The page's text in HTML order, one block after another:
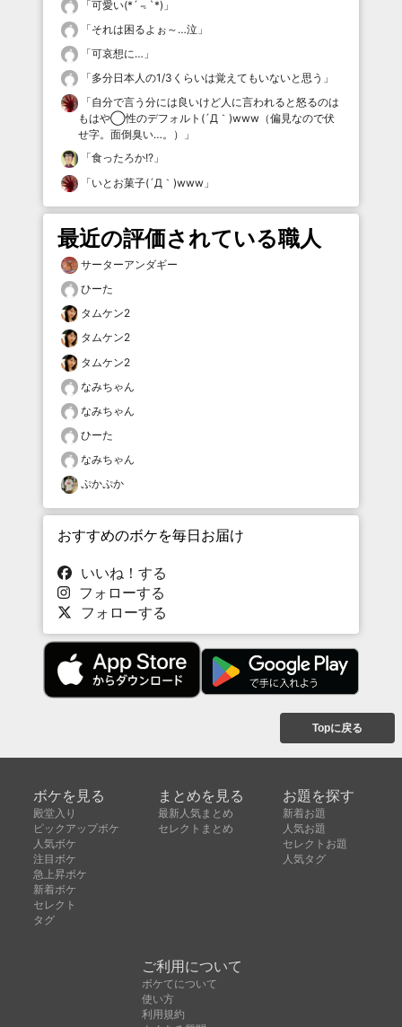
「可愛い(*´﹃`*) 」
「それは困るよぉ～…泣 」
「可哀想に… 」
「多分日本人の1/3くらいは覚えてもいないと思う 」
「自分で言う分には良いけど人に言われると怒るのは
もはや◯性のデフォルト(´Д｀)www（偏見なので伏
せ字。面倒臭い…。）
」
「食ったろか!? 」
「いとお菓子(´Д｀)www 」
最近の評価されている職人
サーターアンダギー
ひーた
タムケン2
タムケン2
タムケン2
なみちゃん
なみちゃん
ひーた
なみちゃん
ぷかぷか
おすすめのボケを毎日お届け
いいね！する
フォローする
フォローする
Topに戻る
ボケを見る
殿堂入り
ピックアップボケ
人気ボケ
注目ボケ
急上昇ボケ
新着ボケ
セレクト
タグ
まとめを見る
最新人気まとめ
セレクトまとめ
お題を探す
新着お題
人気お題
セレクトお題
人気タグ
ご利用について
ボケてについて
使い方
利用規約